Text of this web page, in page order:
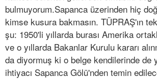
bulmuyorum.Sapanca üzerinden hiç
kimse kusura bakmasın. TÜPRAŞ'ın
şu: 1950'li yıllarda burası Amerika
ve o yıllarda Bakanlar Kurulu kararı
da diyormuş ki o belge kendilerinde de
ihtiyacı Sapanca Gölü'nden temin